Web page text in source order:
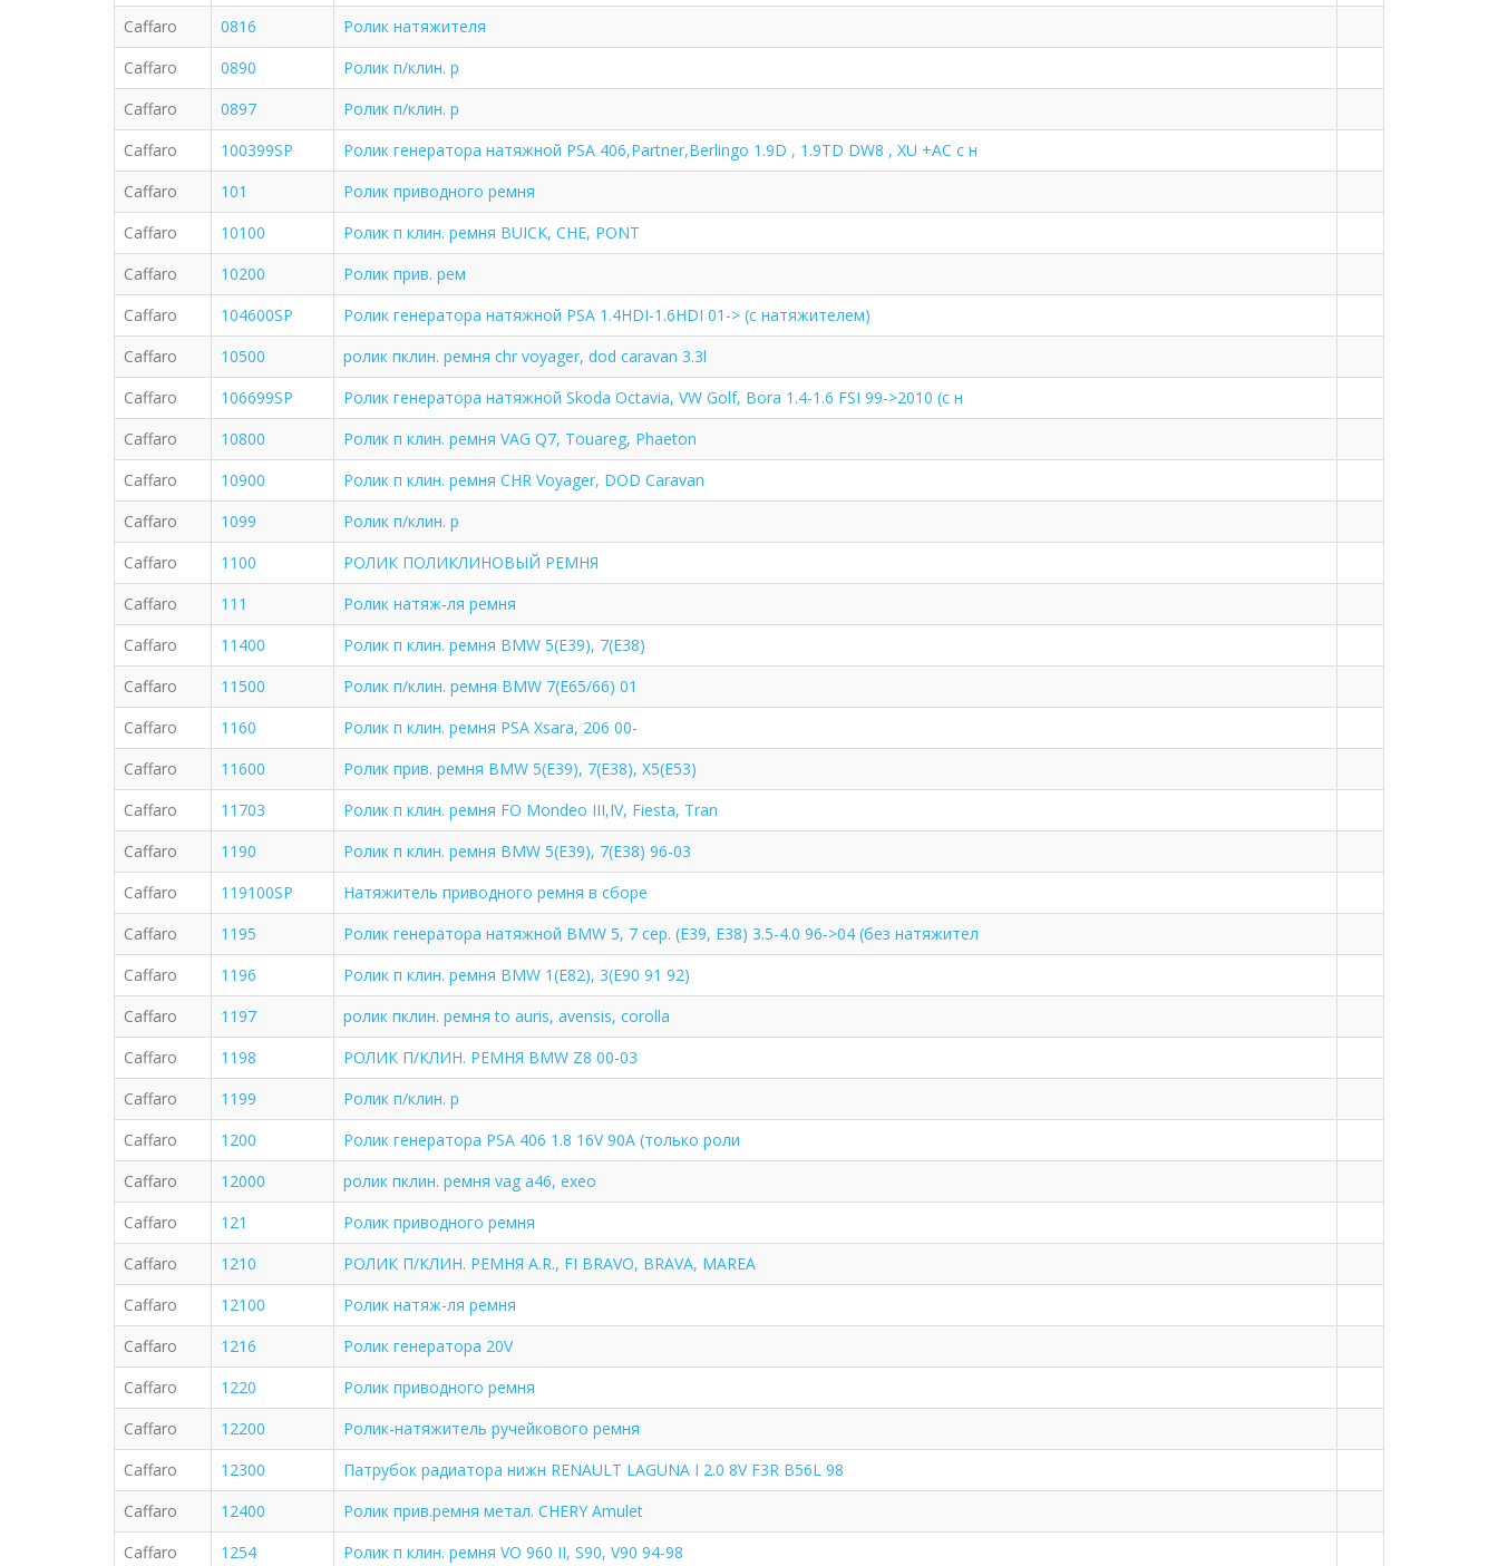
Caffaro
0816
Ролик натяжителя
Caffaro
0890
Ролик п/клин. р
Caffaro
0897
Ролик п/клин. р
Caffaro
100399SP
Ролик генератора натяжной PSA 406,Partner,Berlingo 1.9D , 1.9TD DW8 , XU +AC с н
Caffaro
101
Ролик приводного ремня
Caffaro
10100
Ролик п клин. ремня BUICK, CHE, PONT
Caffaro
10200
Ролик прив. рем
Caffaro
104600SP
Ролик генератора натяжной PSA 1.4HDI-1.6HDI 01-> (с натяжителем)
Caffaro
10500
ролик пклин. ремня chr voyager, dod caravan 3.3l
Caffaro
106699SP
Ролик генератора натяжной Skoda Octavia, VW Golf, Bora 1.4-1.6 FSI 99->2010 (с н
Caffaro
10800
Ролик п клин. ремня VAG Q7, Touareg, Phaeton
Caffaro
10900
Ролик п клин. ремня CHR Voyager, DOD Caravan
Caffaro
1099
Ролик п/клин. р
Caffaro
1100
РОЛИК ПОЛИКЛИНОВЫЙ РЕМНЯ
Caffaro
111
Ролик натяж-ля ремня
Caffaro
11400
Ролик п клин. ремня BMW 5(E39), 7(E38)
Caffaro
11500
Ролик п/клин. ремня BMW 7(E65/66) 01
Caffaro
1160
Ролик п клин. ремня PSA Xsara, 206 00-
Caffaro
11600
Ролик прив. ремня BMW 5(E39), 7(E38), X5(E53)
Caffaro
11703
Ролик п клин. ремня FO Mondeo III,IV, Fiesta, Tran
Caffaro
1190
Ролик п клин. ремня BMW 5(E39), 7(E38) 96-03
Caffaro
119100SP
Натяжитель приводного ремня в сборе
Caffaro
1195
Ролик генератора натяжной BMW 5, 7 сер. (E39, E38) 3.5-4.0 96->04 (без натяжител
Caffaro
1196
Ролик п клин. ремня BMW 1(E82), 3(E90 91 92)
Caffaro
1197
ролик пклин. ремня to auris, avensis, corolla
Caffaro
1198
РОЛИК П/КЛИН. РЕМНЯ BMW Z8 00-03
Caffaro
1199
Ролик п/клин. р
Caffaro
1200
Ролик генератора PSA 406 1.8 16V 90A (только роли
Caffaro
12000
ролик пклин. ремня vag a46, exeo
Caffaro
121
Ролик приводного ремня
Caffaro
1210
РОЛИК П/КЛИН. РЕМНЯ A.R., FI BRAVO, BRAVA, MAREA
Caffaro
12100
Ролик натяж-ля ремня
Caffaro
1216
Ролик генератора 20V
Caffaro
1220
Ролик приводного ремня
Caffaro
12200
Ролик-натяжитель ручейкового ремня
Caffaro
12300
Патрубок радиатора нижн RENAULT LAGUNA I 2.0 8V F3R B56L 98
Caffaro
12400
Ролик прив.ремня метал. CHERY Amulet
Caffaro
1254 Ролик п клин. ремня VO 960 II, S90, V90 94-98